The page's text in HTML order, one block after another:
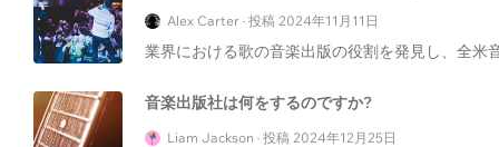
Alex Carter · 投稿 2024年11月11日
業界における歌の音楽出版の役割を発見し、全米
音楽出版社は何をするのですか?
Liam Jackson · 投稿 2024年12月25日